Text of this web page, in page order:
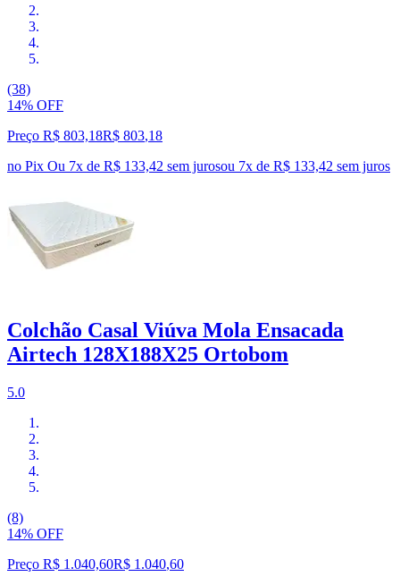
(38)
14% OFF
Preço R$ 803,18R$ 803,18
no Pix Ou 7x de R$ 133,42 sem jurosou 7x de R$ 133,42 sem juros
Colchão Casal Viúva Mola Ensacada
Airtech 128X188X25 Ortobom
5.0
(8)
14% OFF
Preço R$ 1.040,60R$ 1.040,60